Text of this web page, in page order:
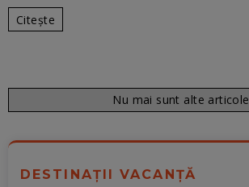
Citește
Nu mai sunt alte articole
DESTINAȚII VACANȚĂ